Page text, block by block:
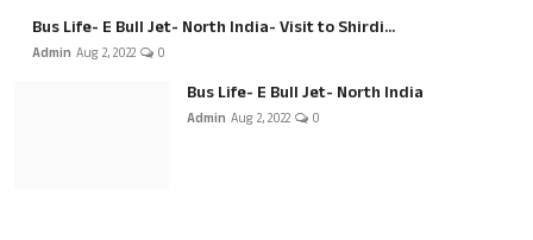
Bus Life- E Bull Jet- North India- Visit to Shirdi...
Admin Aug 2, 2022 0
Bus Life- E Bull Jet- North India
Admin Aug 2, 2022 0